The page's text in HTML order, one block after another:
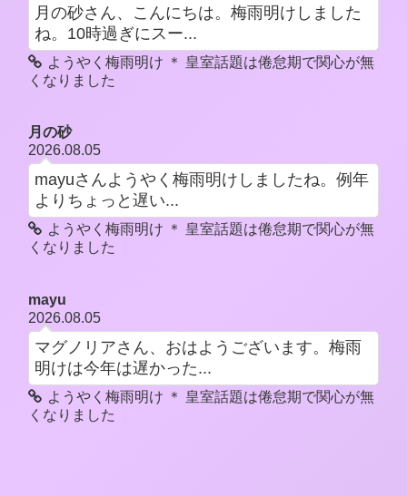
月の砂さん、こんにちは。梅雨明けしました
ね。10時過ぎにスー...
ようやく梅雨明け ＊ 皇室話題は倦怠期で関心が無
くなりました
月の砂
2026.08.05
mayuさんようやく梅雨明けしましたね。例年
よりちょっと遅い...
ようやく梅雨明け ＊ 皇室話題は倦怠期で関心が無
くなりました
mayu
2026.08.05
マグノリアさん、おはようございます。梅雨
明けは今年は遅かった...
ようやく梅雨明け ＊ 皇室話題は倦怠期で関心が無
くなりました